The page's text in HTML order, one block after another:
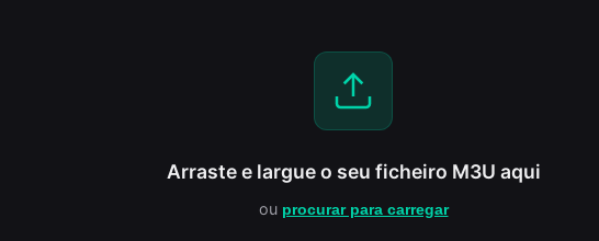
Arraste e largue o seu ficheiro M3U aqui
ou procurar para carregar